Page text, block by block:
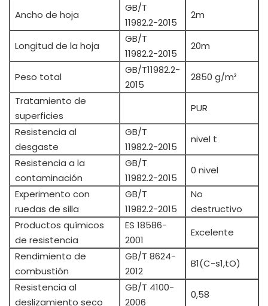
Ancho de hoja
GB/T
11982.2-2015
2m
Longitud de la hoja
GB/T
11982.2-2015
20m
Peso total
GB/T11982.2-
2015
2850 g/m²
Tratamiento de
superficies
PUR
Resistencia al
desgaste
GB/T
11982.2-2015
nivel t
Resistencia a la
contaminación
GB/T
11982.2-2015
0 nivel
Experimento con
ruedas de silla
GB/T
11982.2-2015
No
destructivo
Productos químicos
de resistencia
ES 18586-
2001
Excelente
Rendimiento de
combustión
GB/T 8624-
2012
B1(C-s1,tO)
Resistencia al
deslizamiento seco
GB/T 4100-
2006
0,58